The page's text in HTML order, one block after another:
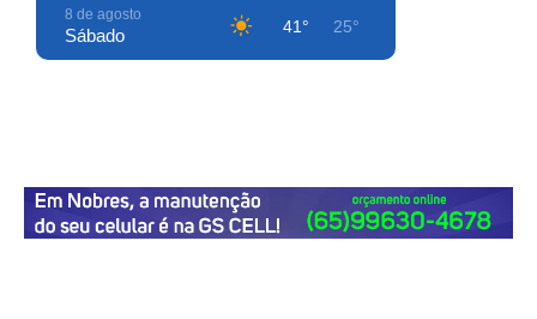
8 de agosto
Sábado 41° 25°
11 de agosto
Terça-Feira 36° 26°